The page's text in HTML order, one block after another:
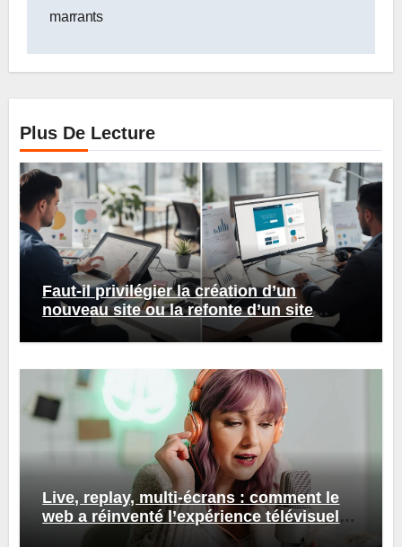
marrants
Plus De Lecture
Faut-il privilégier la création d’un
nouveau site ou la refonte d’un site
existant ?
Live, replay, multi-écrans : comment le
web a réinventé l’expérience télévisuelle